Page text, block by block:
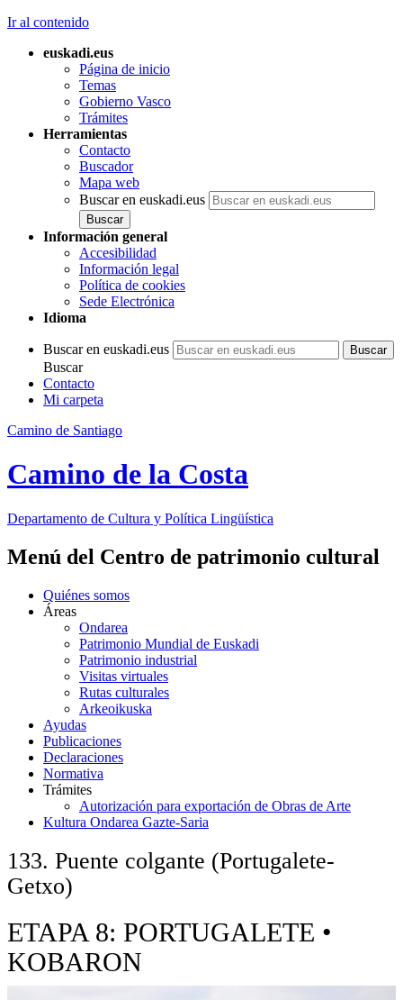
Ir al contenido
euskadi.eus
Página de inicio
Temas
Gobierno Vasco
Trámites
Herramientas
Contacto
Buscador
Mapa web
Buscar en euskadi.eus
Información general
Accesibilidad
Información legal
Política de cookies
Sede Electrónica
Idioma
Buscar en euskadi.eus
Buscar
Contacto
Mi carpeta
Camino de Santiago
Camino de la Costa
Departamento de Cultura y Política Lingüística
Menú del Centro de patrimonio cultural
Quiénes somos
Áreas
Ondarea
Patrimonio Mundial de Euskadi
Patrimonio industrial
Visitas virtuales
Rutas culturales
Arkeoikuska
Ayudas
Publicaciones
Declaraciones
Normativa
Trámites
Autorización para exportación de Obras de Arte
Kultura Ondarea Gazte-Saria
133. Puente colgante (Portugalete-
Getxo)
ETAPA 8: PORTUGALETE •
KOBARON